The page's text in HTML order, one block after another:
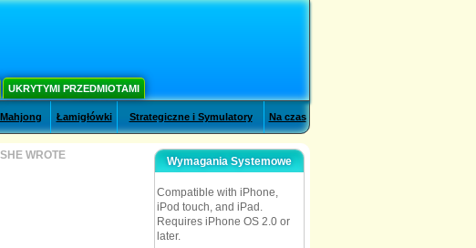
UKRYTYMI PRZEDMIOTAMI
Łamigłówki Strategiczne i Symulatory Na czas
WROTE Wymagania Systemowe
Compatible with iPhone,
iPod touch, and iPad.
Requires iPhone OS 2.0 or
later.